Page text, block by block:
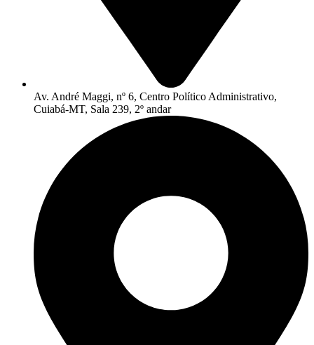
Av. André Maggi, nº 6, Centro Político Administrativo,
Cuiabá-MT, Sala 239, 2º andar